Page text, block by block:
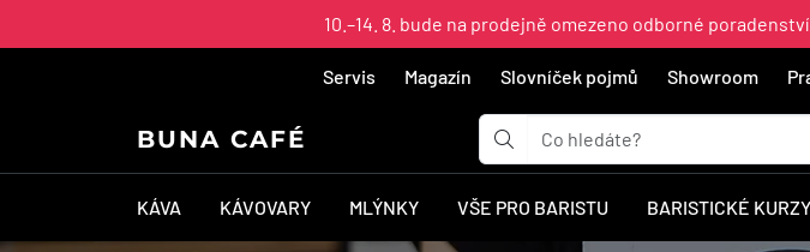
10.–14. 8. bude na prodejně omezeno odborné
Servis Magazín Slovníček pojmů Showroom
BUNA CAFÉ
KÁVA KÁVOVARY MLÝNKY VŠE PRO BARISTU BARISTICKÉ KURZY